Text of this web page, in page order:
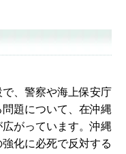
、警察や海上保安庁
題について、在沖縄
がっています。沖縄
化に必死で反対する